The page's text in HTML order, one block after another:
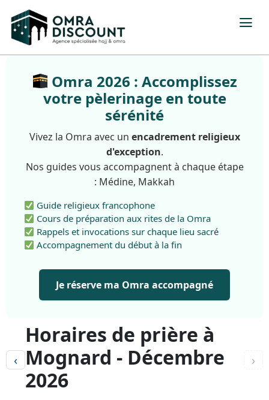
Omra 2026 : Accomplissez
votre pèlerinage en toute
sérénité
Vivez la Omra avec un encadrement religieux
d'exception.
Nos guides vous accompagnent à chaque étape
: Médine, Makkah
Guide religieux francophone
Cours de préparation aux rites de la Omra
Rappels et invocations sur chaque lieu sacré
Accompagnement du début à la fin
Je réserve ma Omra accompagné
‹
Horaires de prière à
Mognard - Décembre
2026
›